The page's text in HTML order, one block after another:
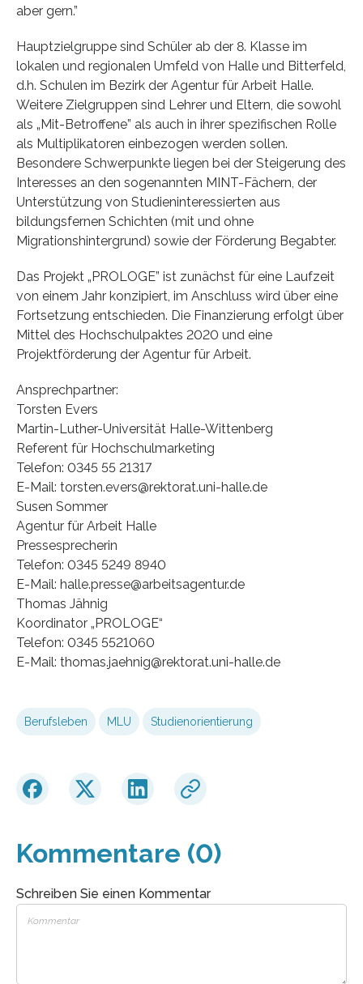
aber gern.”
Hauptzielgruppe sind Schüler ab der 8. Klasse im
lokalen und regionalen Umfeld von Halle und Bitterfeld,
d.h. Schulen im Bezirk der Agentur für Arbeit Halle.
Weitere Zielgruppen sind Lehrer und Eltern, die sowohl
als „Mit-Betroffene” als auch in ihrer spezifischen Rolle
als Multiplikatoren einbezogen werden sollen.
Besondere Schwerpunkte liegen bei der Steigerung des
Interesses an den sogenannten MINT-Fächern, der
Unterstützung von Studieninteressierten aus
bildungsfernen Schichten (mit und ohne
Migrationshintergrund) sowie der Förderung Begabter.
Das Projekt „PROLOGE” ist zunächst für eine Laufzeit
von einem Jahr konzipiert, im Anschluss wird über eine
Fortsetzung entschieden. Die Finanzierung erfolgt über
Mittel des Hochschulpaktes 2020 und eine
Projektförderung der Agentur für Arbeit.
Ansprechpartner:
Torsten Evers
Martin-Luther-Universität Halle-Wittenberg
Referent für Hochschulmarketing
Telefon: 0345 55 21317
E-Mail: torsten.evers@rektorat.uni-halle.de
Susen Sommer
Agentur für Arbeit Halle
Pressesprecherin
Telefon: 0345 5249 8940
E-Mail: halle.presse@arbeitsagentur.de
Thomas Jähnig
Koordinator „PROLOGE“
Telefon: 0345 5521060
E-Mail: thomas.jaehnig@rektorat.uni-halle.de
Berufsleben MLU Studienorientierung
Kommentare (0)
Schreiben Sie einen Kommentar